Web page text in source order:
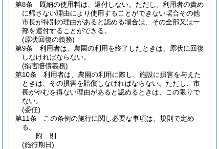
第8条
既納の使用料は、還付しない。 ただし、利用者の責め
に帰さない理由により使用することができない場合その他
市長が特別の理由があると認める場合は、その全部又は一
部を還付することができる。
(原状回復の義務)
第9条
利用者は、農園の利用を終了したときは、原状に回復
しなければならない。
(損害賠償義務)
第10条
利用者は、農園の利用に際し、施設に損害を与えた
ときは、その損害を賠償しなければならない。 ただし、市
長がやむを得ない理由があると認めるときは、この限りで
ない。
(委任)
第11条
この条例の施行に関し必要な事項は、規則で定め
る。
附 則
(施行期日)